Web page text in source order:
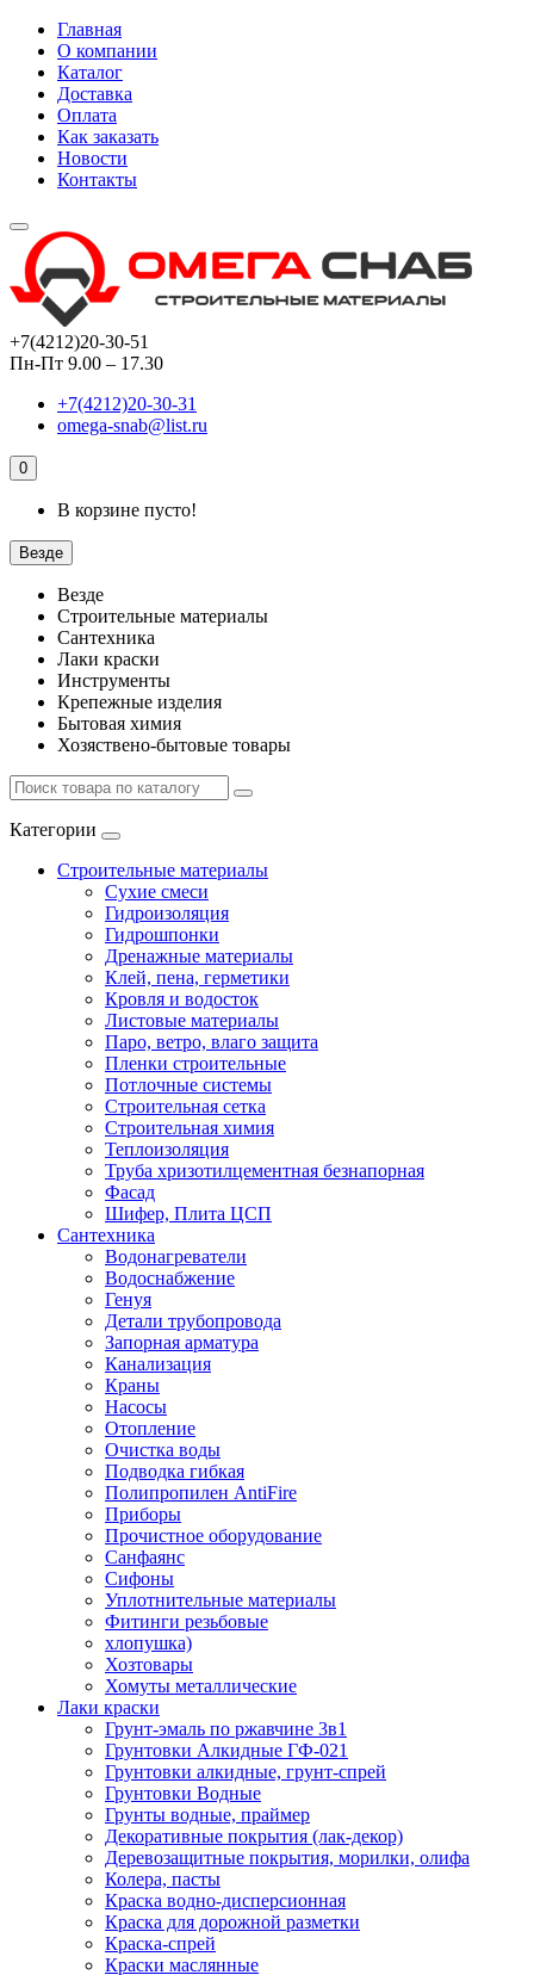
Главная
О компании
Каталог
Доставка
Оплата
Как заказать
Новости
Контакты
+7(4212)20-30-51
Пн-Пт 9.00 – 17.30
+7(4212)20-30-31
omega-snab@list.ru
0
В корзине пусто!
Везде
Везде
Строительные материалы
Сантехника
Лаки краски
Инструменты
Крепежные изделия
Бытовая химия
Хозяствено-бытовые товары
Категории
Строительные материалы
Сухие смеси
Гидроизоляция
Гидрошпонки
Дренажные материалы
Клей, пена, герметики
Кровля и водосток
Листовые материалы
Паро, ветро, влаго защита
Пленки строительные
Потлочные системы
Строительная сетка
Строительная химия
Теплоизоляция
Труба хризотилцементная безнапорная
Фасад
Шифер, Плита ЦСП
Сантехника
Водонагреватели
Водоснабжение
Генуя
Детали трубопровода
Запорная арматура
Канализация
Краны
Насосы
Отопление
Очистка воды
Подводка гибкая
Полипропилен AntiFire
Приборы
Прочистное оборудование
Санфаянс
Сифоны
Уплотнительные материалы
Фитинги резьбовые
хлопушка)
Хозтовары
Хомуты металлические
Лаки краски
Грунт-эмаль по ржавчине 3в1
Грунтовки Алкидные ГФ-021
Грунтовки алкидные, грунт-спрей
Грунтовки Водные
Грунты водные, праймер
Декоративные покрытия (лак-декор)
Деревозащитные покрытия, морилки, олифа
Колера, пасты
Краска водно-дисперсионная
Краска для дорожной разметки
Краска-спрей
Краски маслянные